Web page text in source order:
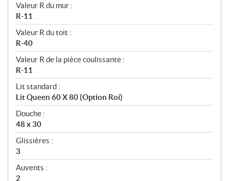
Valeur R du mur :
R-11
Valeur R du toit :
R-40
Valeur R de la pièce coulissante :
R-11
Lit standard :
Lit Queen 60 X 80 (Option Roi)
Douche :
48 x 30
Glissières :
3
Auvents :
2